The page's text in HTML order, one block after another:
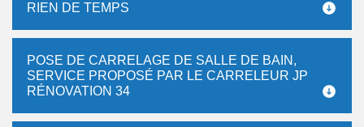
RIEN DE TEMPS
POSE DE CARRELAGE DE SALLE DE BAIN,
SERVICE PROPOSÉ PAR LE CARRELEUR JP
RÉNOVATION 34